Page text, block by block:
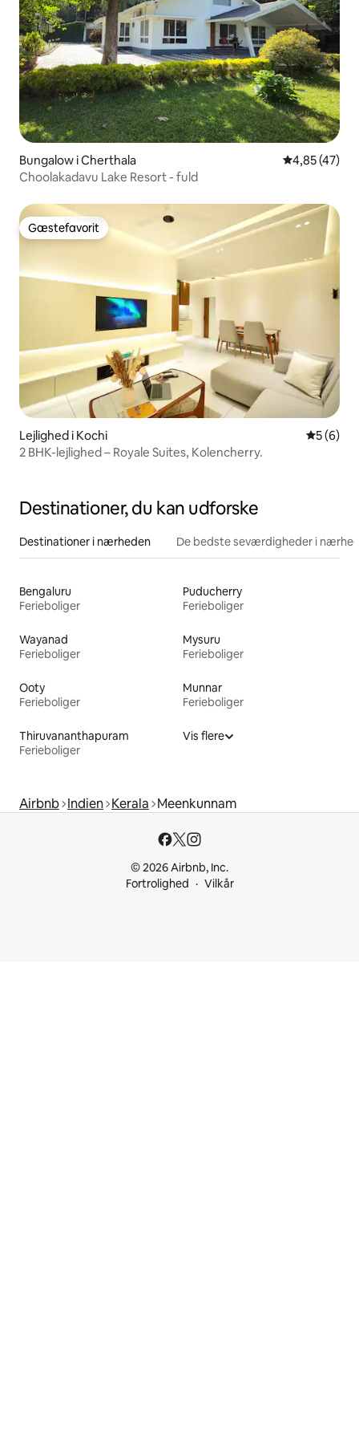
Bungalow i Cherthala 4,85 ud af 5 i
4,85 (47)
Choolakadavu Lake Resort - fuld
Gæstefavorit
Gæstefavorit
Lejlighed i Kochi 5 ud af 5
5 (6)
2 BHK-lejlighed – Royale Suites, Kolencherry.
Destinationer, du kan udforske
Destinationer i nærheden De bedste seværdigheder i
Bengaluru
Ferieboliger
Puducherry
Ferieboliger
Wayanad
Ferieboliger
Mysuru
Ferieboliger
Ooty
Ferieboliger
Munnar
Ferieboliger
Thiruvananthapuram
Ferieboliger
Vis flere
Airbnb Indien Kerala Meenkunnam
© 2026 Airbnb, Inc.
Fortrolighed
Vilkår